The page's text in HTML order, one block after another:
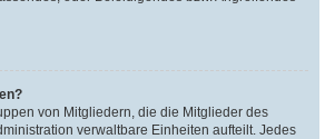
von Mitgliedern, die die Mitglieder des
verwaltbare Einheiten aufteilt. Jedes